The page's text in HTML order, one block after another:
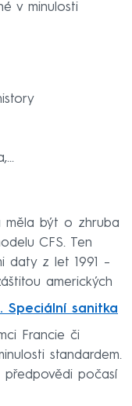
v minulosti
měla být o zhruba
CFS. Ten
daty z let 1991 –
amerických
Speciální sanitka
Francie či
standardem.
předpovědi počasí